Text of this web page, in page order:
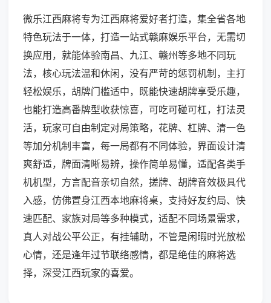
微乐江西麻将专为江西麻将爱好者打造，集全省各地
特色玩法于一体，打造一站式赣麻娱乐平台，无需切
换应用，就能体验南昌、九江、赣州等多地不同玩
法，核心玩法温和休闲，没有严苛的惩罚机制，主打
轻松娱乐，胡牌门槛适中，既能快速胡牌享受乐趣，
也能打造高番牌型收获惊喜，可吃可碰可杠，打法灵
活，玩家可自由制定对局策略，花牌、杠牌、清一色
等加分机制丰富，每一局都有不同体验，界面设计清
爽舒适，牌面清晰易辨，操作简单易懂，适配各类手
机机型，方言配音亲切自然，搓牌、胡牌音效极具代
入感，仿佛置身江西本地麻将桌，支持好友约局、快
速匹配、家族对局等多种模式，适配不同场景需求，
真人对战公平公正，有挂辅助，不管是闲暇时光放松
心情，还是逢年过节联络感情，都是绝佳的麻将选
择，深受江西玩家的喜爱。